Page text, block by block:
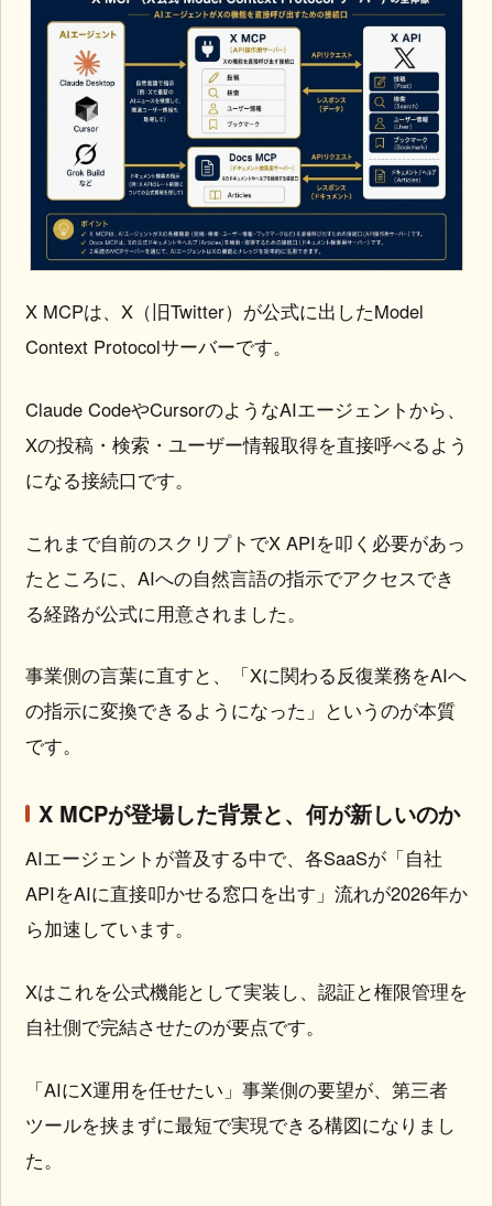
X MCPは、X（旧Twitter）が公式に出したModel
Context Protocolサーバーです。
Claude CodeやCursorのようなAIエージェントから、
Xの投稿・検索・ユーザー情報取得を直接呼べるよう
になる接続口です。
これまで自前のスクリプトでX APIを叩く必要があっ
たところに、AIへの自然言語の指示でアクセスでき
る経路が公式に用意されました。
事業側の言葉に直すと、「Xに関わる反復業務をAIへ
の指示に変換できるようになった」というのが本質
です。
X MCPが登場した背景と、何が新しいのか
AIエージェントが普及する中で、各SaaSが「自社
APIをAIに直接叩かせる窓口を出す」流れが2026年か
ら加速しています。
Xはこれを公式機能として実装し、認証と権限管理を
自社側で完結させたのが要点です。
「AIにX運用を任せたい」事業側の要望が、第三者
ツールを挟まずに最短で実現できる構図になりまし
た。